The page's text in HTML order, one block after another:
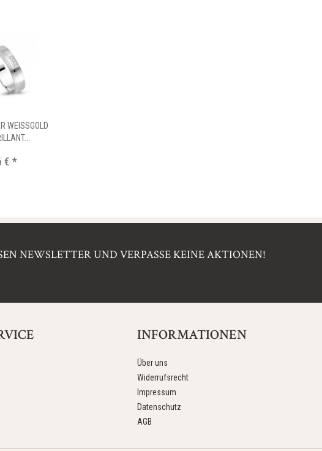
WEISSGOLD
€ *
NEWSLETTER UND VERPASSE KEINE AKTIONEN!
INFORMATIONEN
Über uns
Widerrufsrecht
Impressum
Datenschutz
AGB